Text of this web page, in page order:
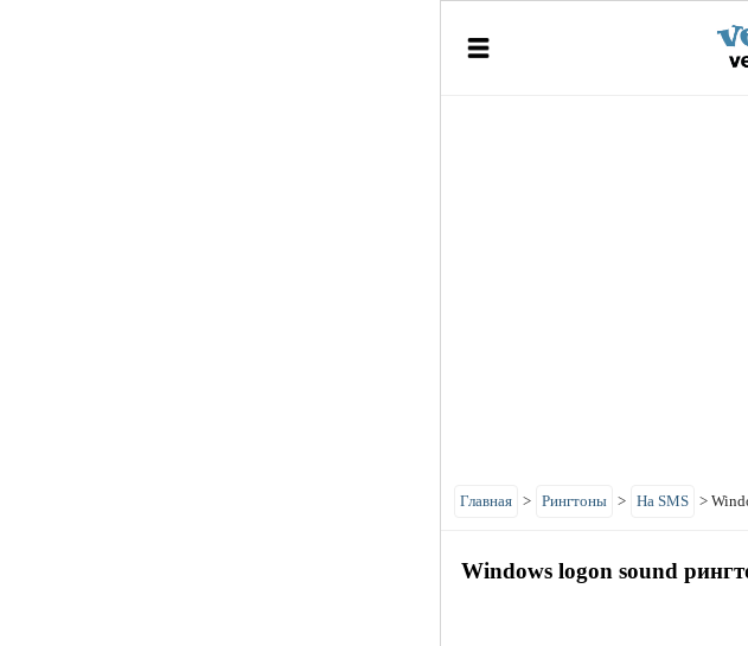
Главная > Рингтоны > На SMS >
Windows logon sound